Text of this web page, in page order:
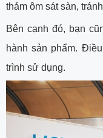
thảm ôm sát sàn,
Bên cạnh đó, bạn
hành sản phẩm.
trình sử dụng.